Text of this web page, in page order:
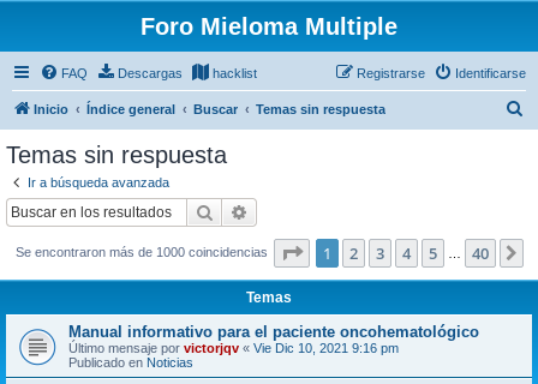
Foro Mieloma Multiple
FAQ Descargas hacklist Identificarse
Registrarse
Inicio Índice general Buscar Temas sin respuesta
Temas sin respuesta
Ir a búsqueda avanzada
Buscar
Se encontraron más de 1000 coincidencias Página de 40
1 2 3 4 5 40
Temas
Manual informativo para el paciente oncohematológico
Último mensaje por victorjqv « Vie Dic 10, 2021 9:16 pm
Publicado en Noticias